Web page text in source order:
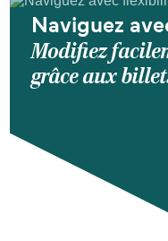
Naviguez
Modifiez
grâce aux